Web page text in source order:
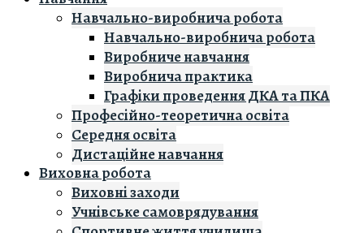
Навчально-виробнича робота
Навчально-виробнича робота
Виробниче навчання
Виробнича практика
Графіки проведення ДКА та ПКА
Професійно-теоретична освіта
Середня освіта
Дистаційне навчання
Виховна робота
Виховні заходи
Учнівське самоврядування